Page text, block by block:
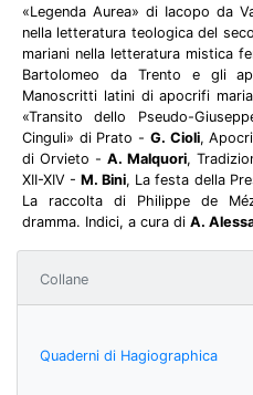
«Legenda Aurea» di Iacopo da
nella letteratura teologica del
mariani nella letteratura mistica
Bartolomeo da Trento e gli
Manoscritti latini di apocrifi
«Transito dello Pseudo-
Cinguli» di Prato - G. Cioli,
di Orvieto - A. Malquori,
XII-XIV -M. Bini, La festa della
La raccolta di Philippe de
dramma. Indici, a cura di A.
Collane
Quaderni di Hagiographica